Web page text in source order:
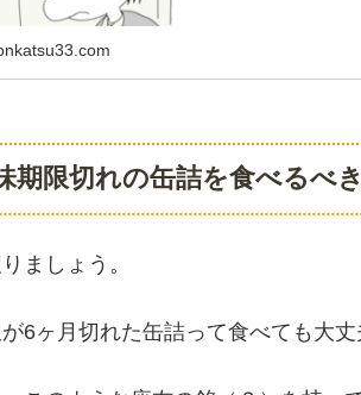
期限切れの缶詰を食べるべ
ましょう。
6ヶ月切れた缶詰って食べても大